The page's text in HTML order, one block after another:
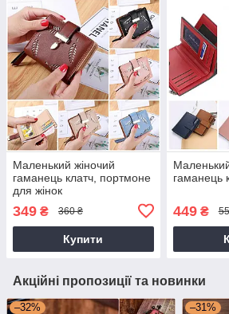
Маленький жіночий
гаманець клатч, портмоне
для жінок
349 ₴ 360 ₴
Купити
гаманець
449₴
Акційні пропозиції та новинки
–32% –31%